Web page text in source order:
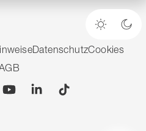
Heller
DatenschutzCookies
YouTubeLinkedin